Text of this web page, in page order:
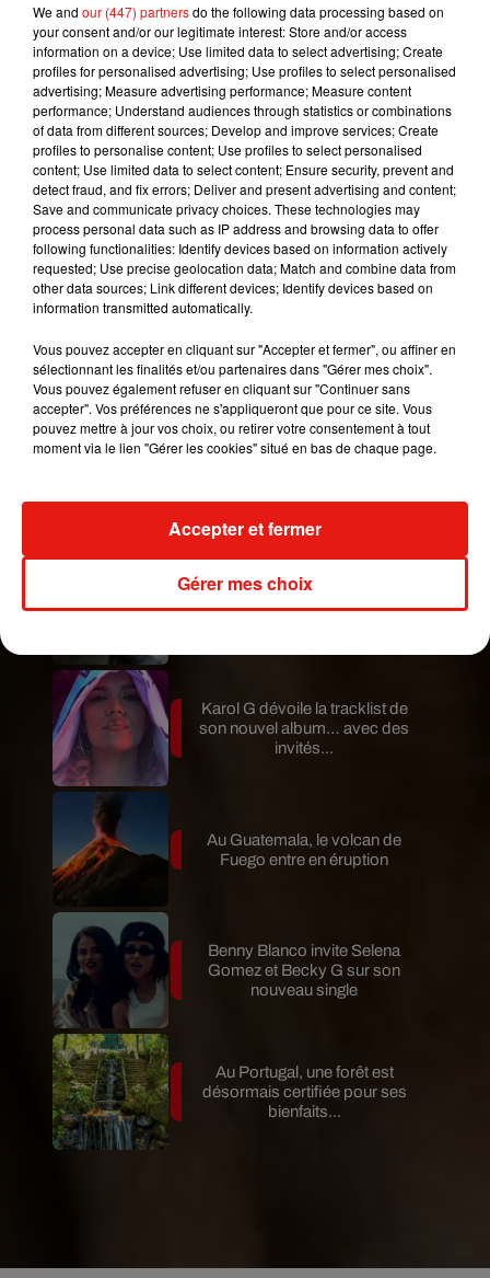
Publié : 27 mai 2019 à 15h25 par Aurélie Amcn
Mundo Latino
en Argentine, et en pleine...
Karol G dévoile la tracklist de
son nouvel album… avec des
invités...
Au Guatemala, le volcan de
Fuego entre en éruption
Benny Blanco invite Selena
Gomez et Becky G sur son
nouveau single
Au Portugal, une forêt est
désormais certifiée pour ses
bienfaits...
We and our (447) partnersdo the following data processing based on
your consent and/or our legitimate interest: Store and/or access
information on a device; Use limited data to select advertising; Create
profiles for personalised advertising; Use profiles to select personalised
advertising; Measure advertising performance; Measure content
performance; Understand audiences through statistics or combinations
of data from different sources; Develop and improve services; Create
profiles to personalise content; Use profiles to select personalised
content; Use limited data to select content; Ensure security, prevent and
detect fraud, and fix errors; Deliver and present advertising and content;
Save and communicate privacy choices. These technologies may
process personal data such as IP address and browsing data to offer
following functionalities: Identify devices based on information actively
requested; Use precise geolocation data; Match and combine data from
other data sources; Link different devices; Identify devices based on
information transmitted automatically.
Vous pouvez accepter en cliquant sur "Accepter et fermer", ou affiner en
sélectionnant les finalités et/ou partenaires dans "Gérer mes choix".
Vous pouvez également refuser en cliquant sur "Continuer sans
accepter". Vos préférences ne s'appliqueront que pour ce site. Vous
pouvez mettre à jour vos choix, ou retirer votre consentement à tout
moment via le lien "Gérer les cookies" situé en bas de chaque page.
Gérer mes choix
Accepter et fermer